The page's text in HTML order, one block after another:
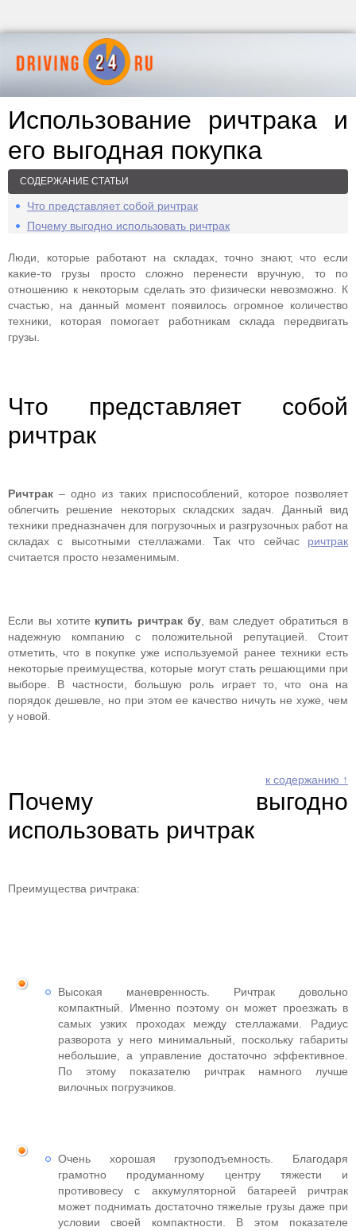
Использование ричтрака и
его выгодная покупка
СОДЕРЖАНИЕ СТАТЬИ
Что представляет собой ричтрак
Почему выгодно использовать ричтрак
Люди, которые работают на складах, точно знают, что если
какие-то грузы просто сложно перенести вручную, то по
отношению к некоторым сделать это физически невозможно. К
счастью, на данный момент появилось огромное количество
техники, которая помогает работникам склада передвигать
грузы.
Что представляет собой
ричтрак
Ричтрак – одно из таких приспособлений, которое позволяет
облегчить решение некоторых складских задач. Данный вид
техники предназначен для погрузочных и разгрузочных работ на
складах с высотными стеллажами. Так что сейчас ричтрак
считается просто незаменимым.
Если вы хотите купить ричтрак бу, вам следует обратиться в
надежную компанию с положительной репутацией. Стоит
отметить, что в покупке уже используемой ранее техники есть
некоторые преимущества, которые могут стать решающими при
выборе. В частности, большую роль играет то, что она на
порядок дешевле, но при этом ее качество ничуть не хуже, чем
у новой.
к содержанию ↑
Почему выгодно
использовать ричтрак
Преимущества ричтрака:
Высокая маневренность. Ричтрак довольно
компактный. Именно поэтому он может проезжать в
самых узких проходах между стеллажами. Радиус
разворота у него минимальный, поскольку габариты
небольшие, а управление достаточно эффективное.
По этому показателю ричтрак намного лучше
вилочных погрузчиков.
Очень хорошая грузоподъемность. Благодаря
грамотно продуманному центру тяжести и
противовесу с аккумуляторной батареей ричтрак
может поднимать достаточно тяжелые грузы даже при
условии своей компактности. В этом показателе